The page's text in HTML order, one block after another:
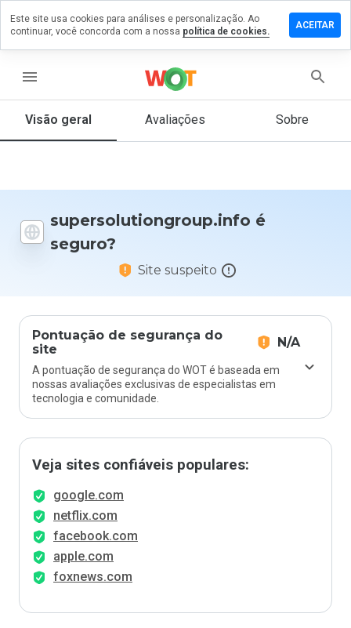
menu
Visão geral Avaliações Sobre
supersolutiongroup.info é
seguro?
Site suspeito
Pontuação de segurança do
site
N/A
A pontuação de segurança do WOT é baseada em
nossas avaliações exclusivas de especialistas em
tecnologia e comunidade.
Veja sites confiáveis populares:
google.com
netflix.com
facebook.com
apple.com
foxnews.com
comentário
De 1
nota
este
Este site usa cookies para análises e personalização. Ao
continuar, você concorda com a nossa política de cookies.
ACEITAR